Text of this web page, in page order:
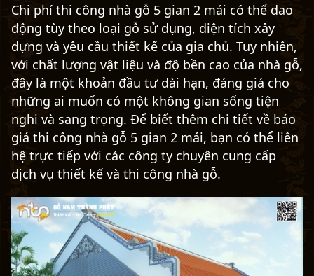
Chi phí thi công nhà gỗ 5 gian 2 mái có thể dao
động tùy theo loại gỗ sử dụng, diện tích xây
dựng và yêu cầu thiết kế của gia chủ. Tuy nhiên,
với chất lượng vật liệu và độ bền cao của nhà gỗ,
đây là một khoản đầu tư dài hạn, đáng giá cho
những ai muốn có một không gian sống tiện
nghi và sang trọng. Để biết thêm chi tiết về báo
giá thi công nhà gỗ 5 gian 2 mái, bạn có thể liên
hệ trực tiếp với các công ty chuyên cung cấp
dịch vụ thiết kế và thi công nhà gỗ.